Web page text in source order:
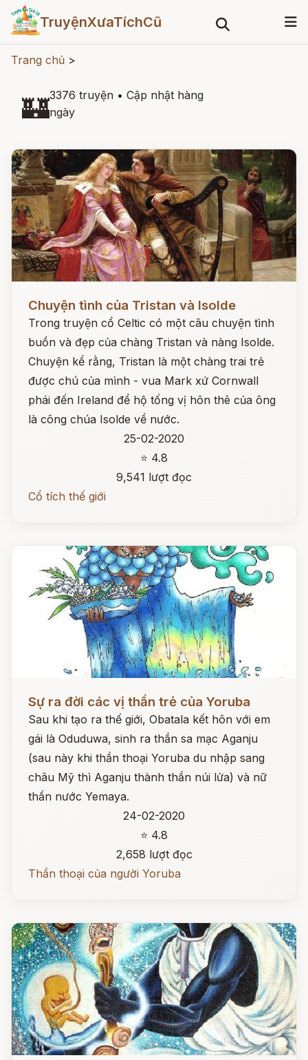
TruyệnXưaTíchCũ
Trang chủ >
🏰3376 truyện • Cập nhật hàng
ngày
Chuyện tình của Tristan và Isolde
Trong truyện cổ Celtic có một câu chuyện tình
buồn và đẹp của chàng Tristan và nàng Isolde.
Chuyện kể rằng, Tristan là một chàng trai trẻ
được chú của mình - vua Mark xứ Cornwall
phái đến Ireland để hộ tống vị hôn thê của ông
là công chúa Isolde về nước.
25-02-2020
⭐ 4.8
9,541 lượt đọc
Cổ tích thế giới
Sự ra đời các vị thần trẻ của Yoruba
Sau khi tạo ra thế giới, Obatala kết hôn với em
gái là Oduduwa, sinh ra thần sa mạc Aganju
(sau này khi thần thoại Yoruba du nhập sang
châu Mỹ thì Aganju thành thần núi lửa) và nữ
thần nước Yemaya.
24-02-2020
⭐ 4.8
2,658 lượt đọc
Thần thoại của người Yoruba